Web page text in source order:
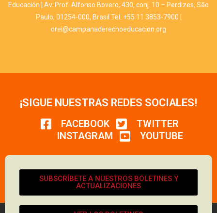
Educación | Av. Prof. Alfonso Bovero, 430, conj. 10 – Perdizes, São
Paulo, 01254-000, Brasil Tel. +55 11 3853-7900 |
orei@campanaderechoeducacion.org
¡SIGUE NUESTRAS REDES SOCIALES!
FACEBOOK
TWITTER
INSTAGRAM
YOUTUBE
SUBSCRÍBETE A NUESTROS BOLETINES Y
ACTUALIZACIONES